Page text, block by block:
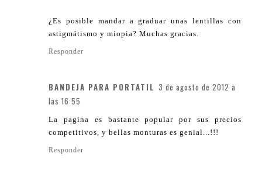
¿Es posible mandar a graduar unas lentillas con
astigmátismo y miopia? Muchas gracias.
Responder
BANDEJA PARA PORTATIL 3 de agosto de 2012 a
las 16:55
La pagina es bastante popular por sus precios
competitivos, y bellas monturas es genial...!!!
Responder